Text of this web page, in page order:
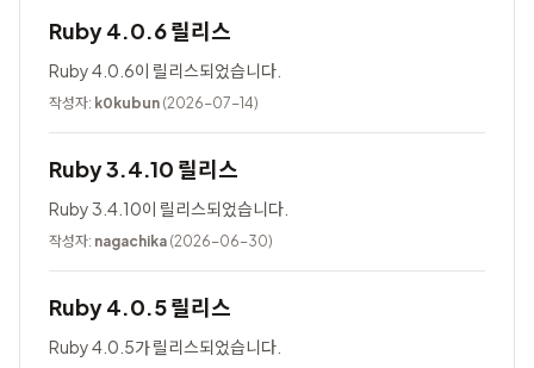
Ruby 4.0.6 릴리스
Ruby 4.0.6이 릴리스되었습니다.
작성자: k0kubun (2026-07-14)
Ruby 3.4.10 릴리스
Ruby 3.4.10이 릴리스되었습니다.
작성자: nagachika (2026-06-30)
Ruby 4.0.5 릴리스
Ruby 4.0.5가 릴리스되었습니다.